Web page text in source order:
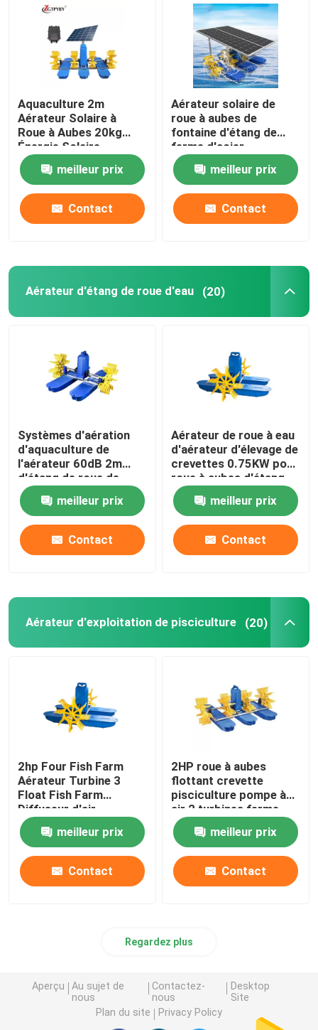
Aquaculture 2m
Aérateur Solaire à
Roue à Aubes 20kg
Énergie Solaire
meilleur prix
Contact
Aérateur solaire de
roue à aubes de
fontaine d'étang de
ferme d'acier
inoxydable de 10W
50m2 pour l'étang de
poissons
meilleur prix
Contact
Aérateur d'étang de roue d'eau (20)
Systèmes d'aération
d'aquaculture de
l'aérateur 60dB 2m
d'étang de roue de
l'eau 60Hz
meilleur prix
Contact
Aérateur de roue à eau
d'aérateur d'élevage de
crevettes 0.75KW pour
roue à aubes d'étang
de crevettes
meilleur prix
Contact
Aérateur d'exploitation de pisciculture (20)
2hp Four Fish Farm
Aérateur Turbine 3
Float Fish Farm
Diffuseur d'air
Aquaculture
meilleur prix
Contact
2HP roue à aubes
flottant crevette
pisciculture pompe à
air 2 turbines ferme
étang aération
meilleur prix
Contact
Regardez plus
Aperçu
Au sujet de
nous
Contactez-
nous
Desktop
Site
Plan du site
Privacy Policy